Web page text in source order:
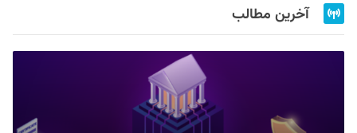
آخرین مطالب